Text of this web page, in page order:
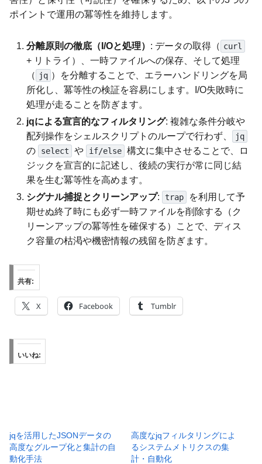
ポイントで運用の冪等性を維持します。
分離原則の徹底（I/Oと処理） : データの取得（ curl
+ リトライ）、一時ファイルへの保存、そして処理
（ jq ）を分離することで、エラーハンドリングを局
所化し、冪等性の検証を容易にします。I/O失敗時に
処理が走ることを防ぎます。
jqによる宣言的なフィルタリング: 複雑な条件分岐や
配列操作をシェルスクリプトのループで行わず、
jq
の select や if/else 構文に集中させることで、ロ
ジックを宣言的に記述し、後続の実行が常に同じ結
果を生む冪等性を高めます。
シグナル捕捉とクリーンアップ: trap
を利用して予
期せぬ終了時にも必ず一時ファイルを削除する（ク
リーンアップの冪等性を確保する）ことで、ディス
ク容量の枯渇や機密情報の残留を防ぎます。
共有:
X Facebook Tumblr
いいね:
jqを活用したJSONデータの
高度なグループ化と集計の自
動化手法
高度なjqフィルタリングによ
るシステムメトリクスの集
計・自動化